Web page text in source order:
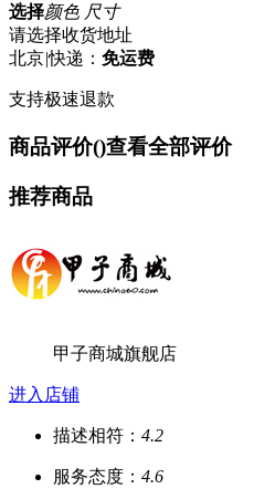
选择颜色 尺寸
请选择收货地址
北京|快递： 免运费
支持极速退款
商品评价()查看全部评价
推荐商品
甲子商城旗舰店
进入店铺
描述相符： 4.2
服务态度： 4.6